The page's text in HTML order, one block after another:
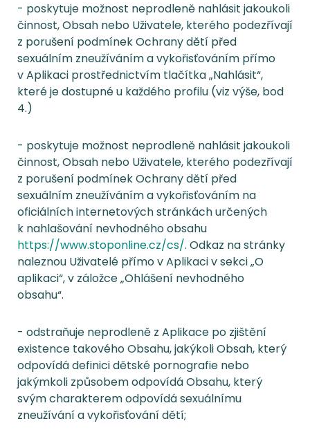
- poskytuje možnost neprodleně nahlásit jakoukoli
činnost, Obsah nebo Uživatele, kterého podezřívají
z porušení podmínek Ochrany dětí před
sexuálním zneužíváním a vykořisťováním přímo
v Aplikaci prostřednictvím tlačítka „Nahlásit“,
které je dostupné u každého profilu (viz výše, bod
4.)
- poskytuje možnost neprodleně nahlásit jakoukoli
činnost, Obsah nebo Uživatele, kterého podezřívají
z porušení podmínek Ochrany dětí před
sexuálním zneužíváním a vykořisťováním na
oficiálních internetových stránkách určených
k nahlašování nevhodného obsahu
https://www.stoponline.cz/cs/. Odkaz na stránky
naleznou Uživatelé přímo v Aplikaci v sekci „O
aplikaci“, v záložce „Ohlášení nevhodného
obsahu“.
- odstraňuje neprodleně z Aplikace po zjištění
existence takového Obsahu, jakýkoli Obsah, který
odpovídá definici dětské pornografie nebo
jakýmkoli způsobem odpovídá Obsahu, který
svým charakterem odpovídá sexuálnímu
zneužívání a vykořisťování dětí;